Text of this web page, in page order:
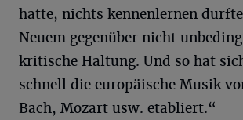
hatte, nichts kennenlernen
Neuem gegenüber nicht
kritische Haltung. Und so hat
schnell die europäische Musik
Bach, Mozart usw. etabliert.“